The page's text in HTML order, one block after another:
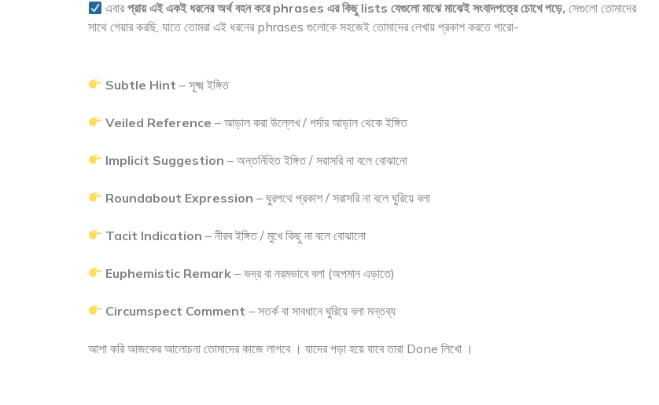
এবারপ্রায় এই একই ধরনের অর্থ বহন করে phrases এর কিছু lists যেগুলো মাঝে মাঝেই সংবাদপত্রে চোখে পড়ে, সেগুলো তোমাদের
সাথে শেয়ার করছি, যাতে তোমরা এই ধরনের phrases গুলোকে সহজেই তোমাদের লেখায় প্রকাশ করতে পারো-
Subtle Hint – সূক্ষ্ম ইঙ্গিত
Veiled Reference – আড়াল করা উল্লেখ / পর্দার আড়াল থেকে ইঙ্গিত
Implicit Suggestion – অন্তর্নিহিত ইঙ্গিত / সরাসরি না বলে বোঝানো
Roundabout Expression – ঘুরপথে প্রকাশ / সরাসরি না বলে ঘুরিয়ে বলা
Tacit Indication – নীরব ইঙ্গিত / মুখে কিছু না বলে বোঝানো
Euphemistic Remark – ভদ্র বা নরমভাবে বলা (অপমান এড়াতে)
Circumspect Comment – সতর্ক বা সাবধানে ঘুরিয়ে বলা মন্তব্য
আশা করি আজকের আলোচনা তোমাদের কাজে লাগবে । যাদের পড়া হয়ে যাবে তারা Done লিখো ।